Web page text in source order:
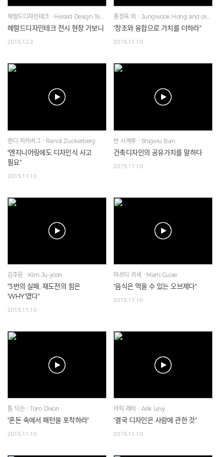
헤럴드디자인테크ㆍHerald Design Tech
헤럴드디자인테크 전시 현장 가보니
2015.12.2
홍정욱 외ㆍJungwook Hong and others
"창조와 융합으로 가치를 더하라"
2015.11.10
랜디 저커버그ㆍRandi Zuckerberg
"엔지니어링에도 디자인식 사고
필요"
2015.11.10
반 시게루ㆍShigeru Ban
건축디자인의 공유가치를 말하다
2015.11.10
김주윤ㆍKim Ju-yoon
"3번의 실패, 재도전의 힘은
'WHY'였다"
2015.11.10
마르티 귀세ㆍMarti Guixe
"음식은 먹을 수 있는 오브제다"
2015.11.10
톰 딕슨ㆍTom Dixon
"혼돈 속에서 패턴을 포착하라"
2015.11.10
아릭 레비ㆍArik Levy
"결국 디자인은 사람에 관한 것"
2015.11.10